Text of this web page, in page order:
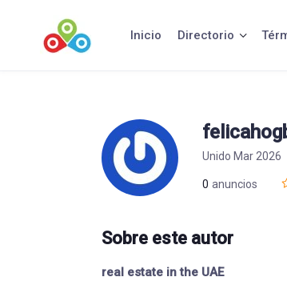
contenido
Inicio Directorio
Unido Mar 2026
0 anuncios
Sobre este autor
real estate in the UAE